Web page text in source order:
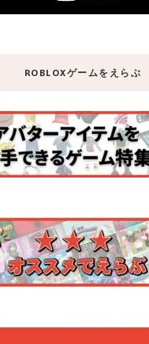
ROBLOXゲームをえらぶ